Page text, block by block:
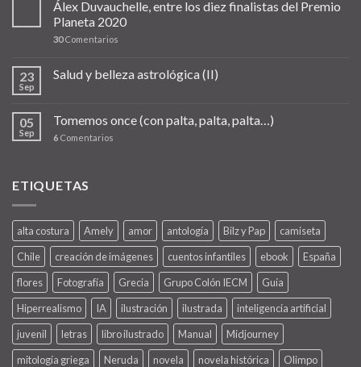
Álex Duvauchelle, entre los diez finalistas del Premio
Planeta 2020
30Comentarios
23
Sep
Salud y belleza astrológica (II)
05
Sep
Tomemos once (con palta, palta, palta…)
6 Comentarios
ETIQUETAS
alta costura Amely amor antología Bilz y Pap
camiseta
Chile
creación de imágenes cuentos infantiles ebook
España
flores
Fotografía Grecia Grupo Colón IECM
Guía
Hiperrealismo
IA ilustración ilustrada
inteligencia artificial
juvenil
letras libro ilustrado Manual
Midjourney
mitología griega
Neruda novela novela histórica
Olimpo